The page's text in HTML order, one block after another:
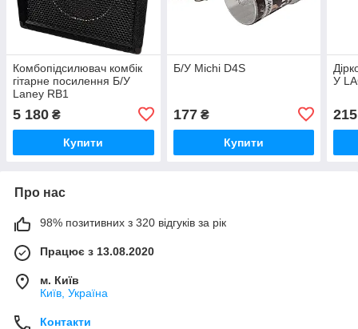
Комбопідсилювач комбік
гітарне посилення Б/У
Laney RB1
5 180 ₴
Купити
Б/У Michi D4S
177₴
Купити
У
215
Про нас
98% позитивних з 320 відгуків за рік
Працює з 13.08.2020
м. Київ
Київ, Україна
Контакти